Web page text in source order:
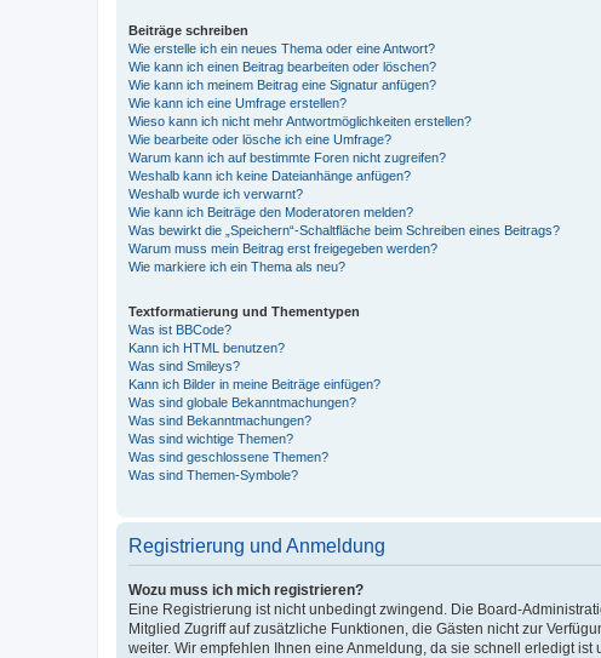
Beiträge schreiben
Wie erstelle ich ein neues Thema oder eine Antwort?
Wie kann ich einen Beitrag bearbeiten oder löschen?
Wie kann ich meinem Beitrag eine Signatur anfügen?
Wie kann ich eine Umfrage erstellen?
Wieso kann ich nicht mehr Antwortmöglichkeiten erstellen?
Wie bearbeite oder lösche ich eine Umfrage?
Warum kann ich auf bestimmte Foren nicht zugreifen?
Weshalb kann ich keine Dateianhänge anfügen?
Weshalb wurde ich verwarnt?
Wie kann ich Beiträge den Moderatoren melden?
Was bewirkt die „Speichern“-Schaltfläche beim Schreiben eines Beitrags?
Warum muss mein Beitrag erst freigegeben werden?
Wie markiere ich ein Thema als neu?
Textformatierung und Thementypen
Was ist BBCode?
Kann ich HTML benutzen?
Was sind Smileys?
Kann ich Bilder in meine Beiträge einfügen?
Was sind globale Bekanntmachungen?
Was sind Bekanntmachungen?
Was sind wichtige Themen?
Was sind geschlossene Themen?
Was sind Themen-Symbole?
Registrierung und Anmeldung
Wozu muss ich mich registrieren?
Eine Registrierung ist nicht unbedingt zwingend. Die Board-
Mitglied Zugriff auf zusätzliche Funktionen, die Gästen nicht zur
weiter. Wir empfehlen Ihnen eine Anmeldung, da sie schnell erledigt ist